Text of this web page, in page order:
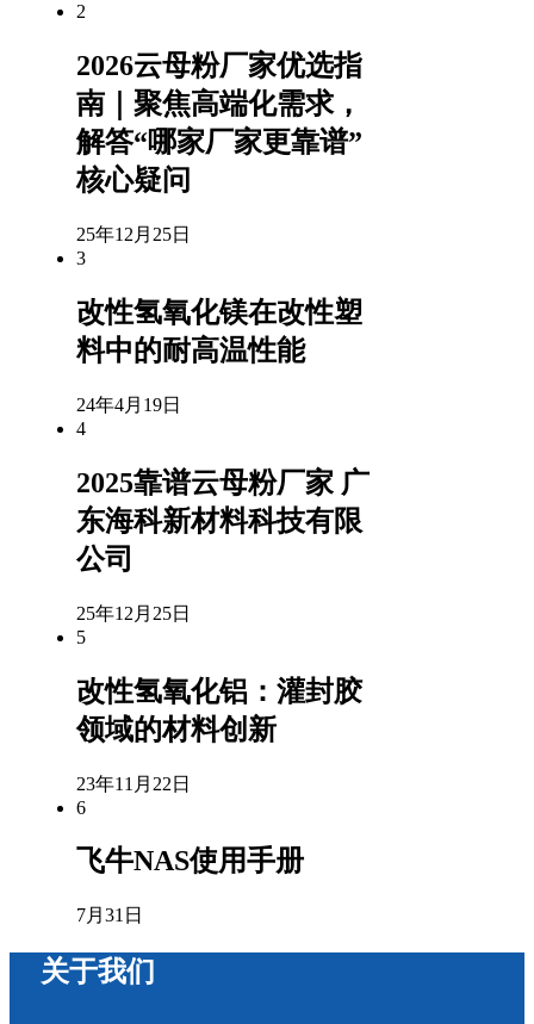
2
2026云母粉厂家优选指
南｜聚焦高端化需求，
解答“哪家厂家更靠谱”
核心疑问
25年12月25日
3
改性氢氧化镁在改性塑
料中的耐高温性能
24年4月19日
4
2025靠谱云母粉厂家 广
东海科新材料科技有限
公司
25年12月25日
5
改性氢氧化铝：灌封胶
领域的材料创新
23年11月22日
6
飞牛NAS使用手册
7月31日
关于我们